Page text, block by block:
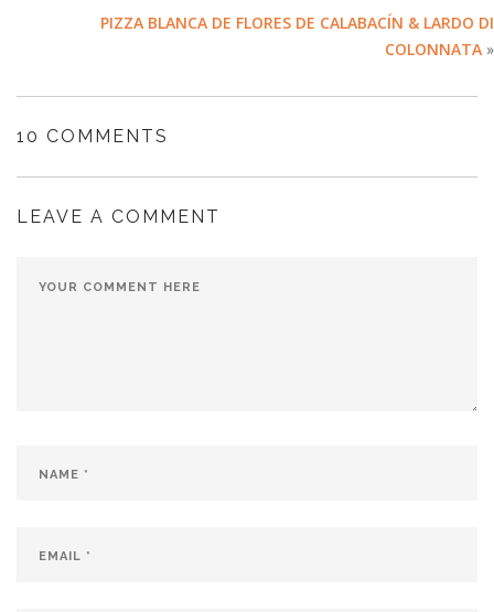
PIZZA BLANCA DE FLORES DE CALABACÍN & LARDO DI
COLONNATA »
10 COMMENTS
LEAVE A COMMENT